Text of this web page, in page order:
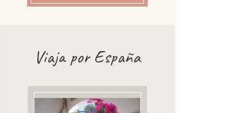
Viaja por España